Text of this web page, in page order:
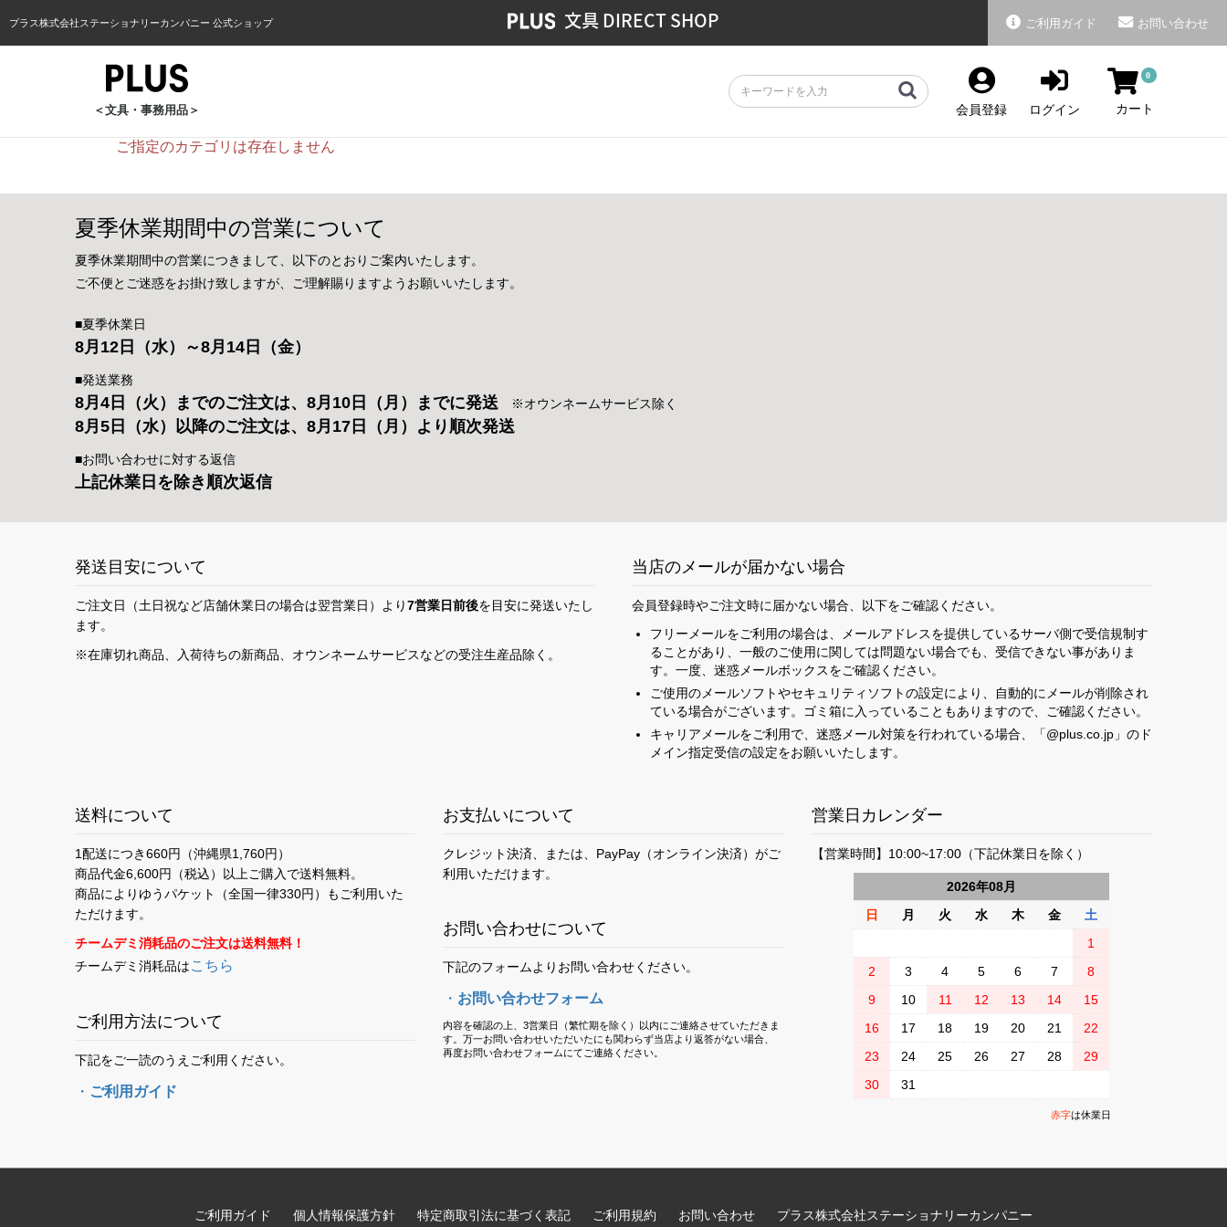
プラス株式会社ステーショナリーカンパニー 公式ショップ 文具 DIRECT SHOP ご利用ガイド お問い合わせ
＜文具・事務用品＞ 会員登録 ログイン
0
カート
ご指定のカテゴリは存在しません
夏季休業期間中の営業について
夏季休業期間中の営業につきまして、以下のとおりご案内いたします。
ご不便とご迷惑をお掛け致しますが、ご理解賜りますようお願いいたします。
■夏季休業日
8月12日（水）～8月14日（金）
■発送業務
8月4日（火）までのご注文は、8月10日（月）までに発送 ※オウンネームサービス除く
8月5日（水）以降のご注文は、8月17日（月）より順次発送
■お問い合わせに対する返信
上記休業日を除き順次返信
発送目安について
ご注文日（土日祝など店舗休業日の場合は翌営業日）より7営業日前後を目安に発送いたし
ます。
※在庫切れ商品、入荷待ちの新商品、オウンネームサービスなどの受注生産品除く。
当店のメールが届かない場合
会員登録時やご注文時に届かない場合、以下をご確認ください。
フリーメールをご利用の場合は、メールアドレスを提供しているサーバ側で受信規制す
ることがあり、一般のご使用に関しては問題ない場合でも、受信できない事がありま
す。一度、迷惑メールボックスをご確認ください。
ご使用のメールソフトやセキュリティソフトの設定により、自動的にメールが削除され
ている場合がございます。ゴミ箱に入っていることもありますので、ご確認ください。
キャリアメールをご利用で、迷惑メール対策を行われている場合、「@plus.co.jp」のド
メイン指定受信の設定をお願いいたします。
送料について
1配送につき660円（沖縄県1,760円）
商品代金6,600円（税込）以上ご購入で送料無料。
商品によりゆうパケット（全国一律330円）もご利用いた
ただけます。
チームデミ消耗品のご注文は送料無料！
チームデミ消耗品はこちら
ご利用方法について
下記をご一読のうえご利用ください。
・ ご利用ガイド
お支払いについて
クレジット決済、または、PayPay（オンライン決済）がご
利用いただけます。
お問い合わせについて
下記のフォームよりお問い合わせください。
・ お問い合わせフォーム
内容を確認の上、3営業日（繁忙期を除く）以内にご連絡させていただきま
す。万一お問い合わせいただいたにも関わらず当店より返答がない場合、
再度お問い合わせフォームにてご連絡ください。
営業日カレンダー
【営業時間】10:00~17:00（下記休業日を除く）
2026年08月
日
月 火 水 木 金
土
1
2
3 4 5 6 7
8
9
10 11 12 13 14
15
16
17 18 19 20 21
22
23
24 25 26 27 28
29
30
31
赤字は休業日
ご利用ガイド 個人情報保護方針 特定商取引法に基づく表記 ご利用規約 お問い合わせ プラス株式会社ステーショナリーカンパニー